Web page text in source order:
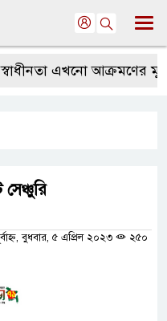
এখনো আক্রমণের মুখে:
বুধবার, ৫ এপ্রিল ২০২৩
২৫০